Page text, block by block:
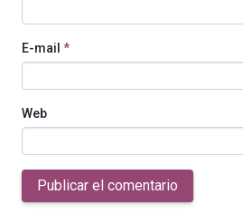
E-mail *
Web
Publicar el comentario